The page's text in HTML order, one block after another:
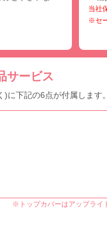
当社
※セ
サービス
に下記の6点が付属します。
※トップカバーはアップライ